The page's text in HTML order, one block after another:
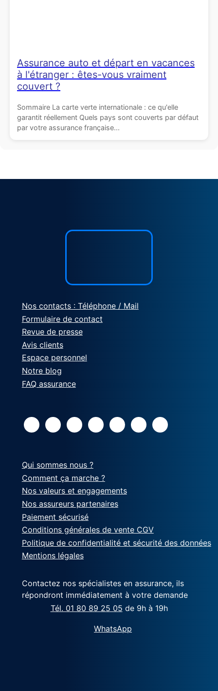
Assurance auto et départ en vacances
à l'étranger : êtes-vous vraiment
couvert ?
Sommaire La carte verte internationale : ce qu'elle
garantit réellement Quels pays sont couverts par défaut
par votre assurance française...
Nos contacts : Téléphone / Mail
Formulaire de contact
Revue de presse
Avis clients
Espace personnel
Notre blog
FAQ assurance
Qui sommes nous ?
Comment ça marche ?
Nos valeurs et engagements
Nos assureurs partenaires
Paiement sécurisé
Conditions générales de vente CGV
Politique de confidentialité et sécurité des données
Mentions légales
Contactez nos spécialistes en assurance, ils
répondront immédiatement à votre demande
Tél. 01 80 89 25 05 de 9h à 19h
WhatsApp